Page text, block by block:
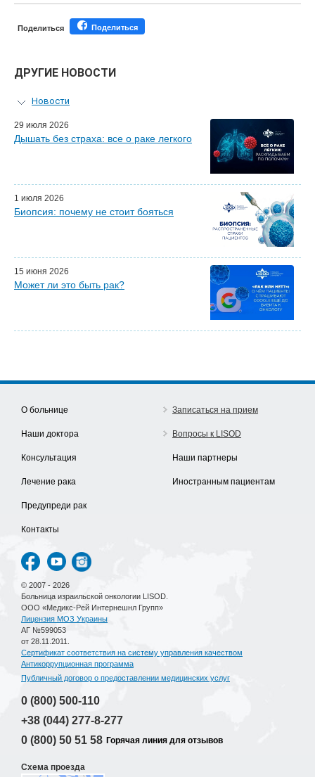
Поделиться Поделиться
ДРУГИЕ НОВОСТИ
Новости
Персональный гид
Мастер-классы для врачей
Наши партнеры
29 июля 2026
Дышать без страха: все о раке легкого
1 июля 2026
Биопсия: почему не стоит бояться
15 июня 2026
Может ли это быть рак?
О больнице
Наши доктора
Консультация
Лечение рака
Предупреди рак
Контакты
Записаться на прием
Вопросы к LISOD
Наши партнеры
Иностранным пациентам
© 2007 - 2026
Больница израильской онкологии LISOD.
ООО «Медикс-Рей Интернешнл Групп»
Лицензия МОЗ Украины
АГ №599053
от 28.11.2011.
Сертификат соответствия на систему управления качеством
Антикоррупционная программа
Публичный договор о предоставлении медицинских услуг
0 (800) 500-110
+38 (044) 277-8-277
0 (800) 50 51 58 Горячая линия для отзывов
Схема проезда